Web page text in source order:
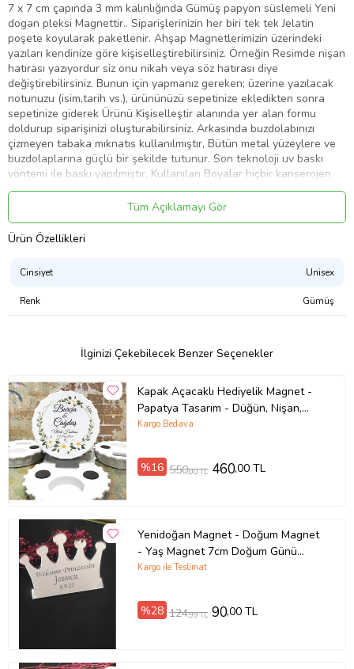
7 x 7 cm çapında 3 mm kalınlığında Gümüş papyon süslemeli Yeni
dogan pleksi Magnettir.. Siparişlerinizin her biri tek tek Jelatin
poşete koyularak paketlenir. Ahşap Magnetlerimizin üzerindeki
yazıları kendinize göre kişiselleştirebilirsiniz. Örneğin Resimde nişan
hatırası yazıyordur siz onu nikah veya söz hatırası diye
değiştirebilirsiniz. Bunun için yapmanız gereken; üzerine yazılacak
notunuzu (isim,tarih vs.), ürününüzü sepetinize ekledikten sonra
sepetinize giderek Ürünü Kişiselleştir alanında yer alan formu
doldurup siparişinizi oluşturabilirsiniz. Arkasında buzdolabınızı
çizmeyen tabaka mıknatıs kullanılmıştır, Bütün metal yüzeylere ve
buzdolaplarına güçlü bir şekilde tutunur. Son teknoloji uv baskı
yöntemi ile baskı yapılmıştır. Kullanılan Boyalar hiçbir kanserojen
madde içermez. Güneşte solma yapmaz. Nikah ,söz, nişan, düğün
gibi özel günlerinizde sevdiklerinize dağıtabileceğiniz güzel bir
hediyedir. Üzerine yazılacak notunuzu (isim,tarih vs.), ürününüzü
sepetinize ekledikten sonra sepetinize giderek Ürünü Kişiselleştir
cayma hakkı kullanılmaz.
Farklı desen yada önerileriniz için iletişime geçebilirsiniz.
İstediğiniz tasarım yapılır.
Tüm Açıklamayı Gör
Ürün Özellikleri
Cinsiyet Unisex
Renk Gümüş
İlginizi Çekebilecek Benzer Seçenekler
Kapak Açacaklı Hediyelik Magnet -
Papatya Tasarım - Düğün, Nişan,
Nikah, Söz Hatırası
Kargo Bedava
%16 550,00 TL 460,00 TL
Yenidoğan Magnet - Doğum Magnet
- Yaş Magnet 7cm Doğum Günü
Magnet
Kargo ile Teslimat
%28 124,99 TL 90,00 TL